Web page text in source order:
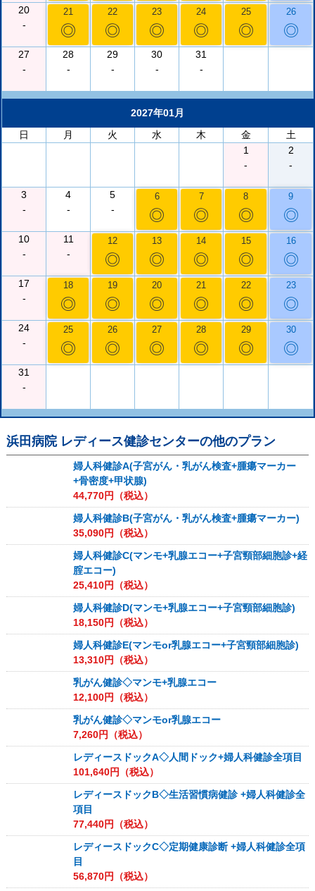
20
-
21
◎
22
◎
23
◎
24
◎
25
◎
26
◎
27
-
28
-
29
-
30
-
31
-
2027年01月
日
月 火 水 木 金
土
1
-
2
-
3
-
4
-
5
-
6
◎
7
◎
8
◎
9
◎
10
-
11
-
12
◎
13
◎
14
◎
15
◎
16
◎
17
-
18
◎
19
◎
20
◎
21
◎
22
◎
23
◎
24
-
25
◎
26
◎
27
◎
28
◎
29
◎
30
◎
31
-
浜田病院 レディース健診センターの他のプラン
婦人科健診A(子宮がん・乳がん検査+腫瘍マーカー
+骨密度+甲状腺)
44,770円（税込）
婦人科健診B(子宮がん・乳がん検査+腫瘍マーカー)
35,090円（税込）
婦人科健診C(マンモ+乳腺エコー+子宮頸部細胞診+経
腟エコー)
25,410円（税込）
婦人科健診D(マンモ+乳腺エコー+子宮頸部細胞診)
18,150円（税込）
婦人科健診E(マンモor乳腺エコー+子宮頸部細胞診)
13,310円（税込）
乳がん健診◇マンモ+乳腺エコー
12,100円（税込）
乳がん健診◇マンモor乳腺エコー
7,260円（税込）
レディースドックA◇人間ドック+婦人科健診全項目
101,640円（税込）
レディースドックB◇生活習慣病健診 +婦人科健診全
項目
77,440円（税込）
レディースドックC◇定期健康診断 +婦人科健診全項
目
56,870円（税込）